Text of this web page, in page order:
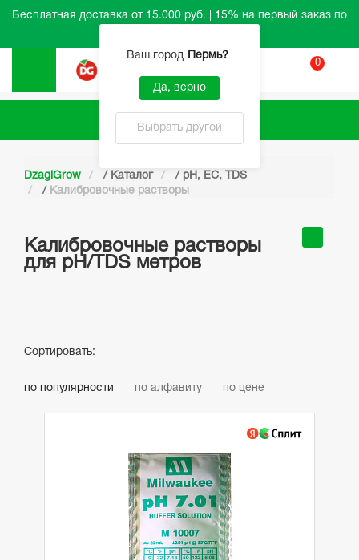
Бесплатная доставка от 15.000 руб. | 15% на первый заказ по
Ваш город Пермь?
Да, верно
Выбрать другой
0
Каталог
DzagiGrow / Каталог / pH, EC, TDS
/ Калибровочные растворы
Калибровочные растворы
для pH/TDS метров
Сортировать:
по популярности по алфавиту по цене